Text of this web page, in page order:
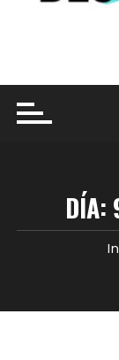
DÍA: